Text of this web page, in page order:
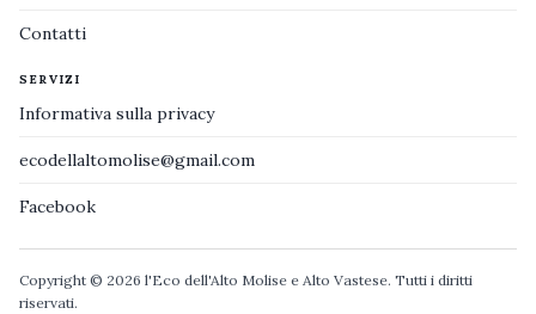
Contatti
SERVIZI
Informativa sulla privacy
ecodellaltomolise@gmail.com
Facebook
Copyright © 2026 l'Eco dell'Alto Molise e Alto Vastese. Tutti i diritti
riservati.